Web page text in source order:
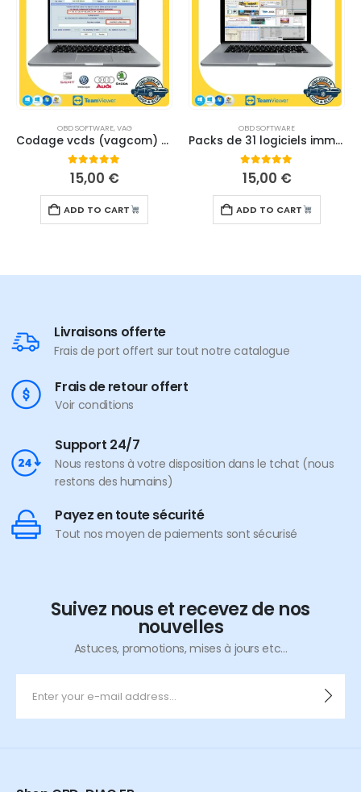
OBD SOFTWARE,VAG
Codage vcds (vagcom) & Pack de tutoriels VCDS
0out of 5
15,00 €
ADD TO CART
OBD SOFTWARE
Packs de 31 logiciels immo off – TÉLÉCHARGEMENT
0out of 5
15,00 €
ADD TO CART
Livraisons offerte
Frais de port offert sur tout notre catalogue
Frais de retour offert
Voir conditions
Support 24/7
Nous restons à votre disposition dans le tchat (nous
restons des humains)
Payez en toute sécurité
Tout nos moyen de paiements sont sécurisé
Suivez nous et recevez de nos
nouvelles
Astuces, promotions, mises à jours etc...